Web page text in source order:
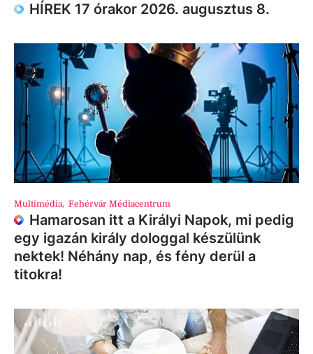
HÍREK 17 órakor 2026. augusztus 8.
Multimédia, Fehérvár Médiacentrum
Hamarosan itt a Királyi Napok, mi pedig
egy igazán király dologgal készülünk
nektek! Néhány nap, és fény derül a
titokra!